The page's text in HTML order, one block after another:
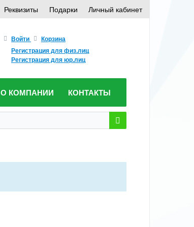
Реквизиты Подарки Личный кабинет
Войти
Корзина
Регистрация для физ.лиц
Регистрация для юр.лиц
О КОМПАНИИ КОНТАКТЫ